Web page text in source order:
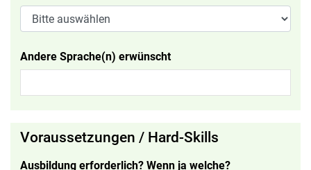
Andere Sprache(n) erwünscht
Voraussetzungen / Hard-Skills
Ausbildung erforderlich? Wenn ja welche?